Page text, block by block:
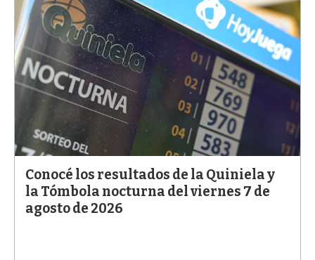
Conocé los resultados de la Quiniela y
la Tómbola nocturna del viernes 7 de
agosto de 2026